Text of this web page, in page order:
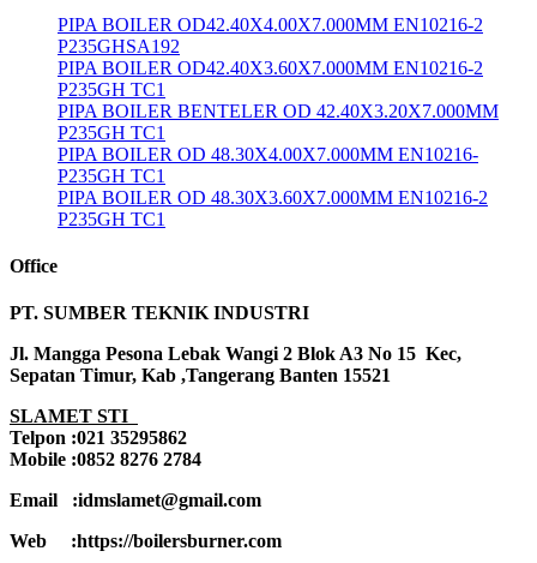
PIPA BOILER OD42.40X4.00X7.000MM EN10216-2
P235GHSA192
PIPA BOILER OD42.40X3.60X7.000MM EN10216-2
P235GH TC1
PIPA BOILER BENTELER OD 42.40X3.20X7.000MM
P235GH TC1
PIPA BOILER OD 48.30X4.00X7.000MM EN10216-
P235GH TC1
PIPA BOILER OD 48.30X3.60X7.000MM EN10216-2
P235GH TC1
Office
PT. SUMBER TEKNIK INDUSTRI
Jl. Mangga Pesona Lebak Wangi 2 Blok A3 No 15 Kec,
Sepatan Timur, Kab ,Tangerang Banten 15521
SLAMET STI
Telpon :021 35295862
Mobile :0852 8276 2784
Email :idmslamet@gmail.com
Web :https://boilersburner.com